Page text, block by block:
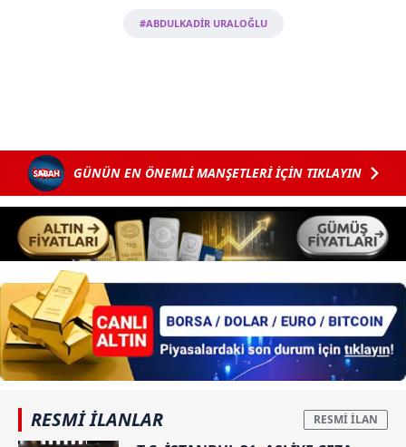
#ABDULKADİR URALOĞLU
GÜNÜN EN ÖNEMLİ MANŞETLERİ İÇİN TIKLAYIN
RESMİ İLANLAR